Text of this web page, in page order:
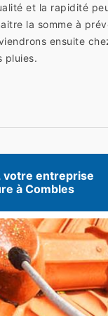
et la rapidité
la somme à
ensuite
pluies.
votre entreprise
à Combles